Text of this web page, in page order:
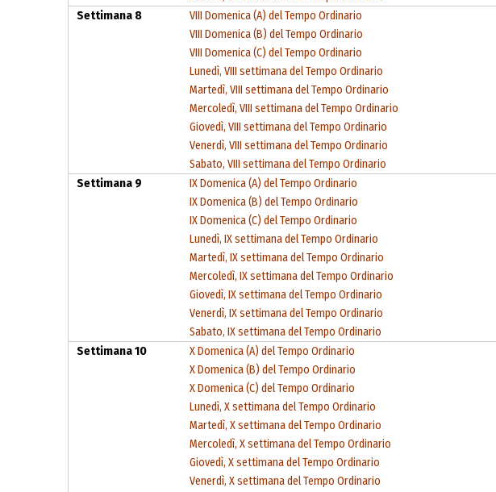
Settimana 8
VIII Domenica (A) del Tempo Ordinario
VIII Domenica (B) del Tempo Ordinario
VIII Domenica (C) del Tempo Ordinario
Lunedì, VIII settimana del Tempo Ordinario
Martedì, VIII settimana del Tempo Ordinario
Mercoledì, VIII settimana del Tempo Ordinario
Giovedì, VIII settimana del Tempo Ordinario
Venerdì, VIII settimana del Tempo Ordinario
Sabato, VIII settimana del Tempo Ordinario
Settimana 9
IX Domenica (A) del Tempo Ordinario
IX Domenica (B) del Tempo Ordinario
IX Domenica (C) del Tempo Ordinario
Lunedì, IX settimana del Tempo Ordinario
Martedì, IX settimana del Tempo Ordinario
Mercoledì, IX settimana del Tempo Ordinario
Giovedì, IX settimana del Tempo Ordinario
Venerdì, IX settimana del Tempo Ordinario
Sabato, IX settimana del Tempo Ordinario
Settimana 10
X Domenica (A) del Tempo Ordinario
X Domenica (B) del Tempo Ordinario
X Domenica (C) del Tempo Ordinario
Lunedì, X settimana del Tempo Ordinario
Martedì, X settimana del Tempo Ordinario
Mercoledì, X settimana del Tempo Ordinario
Giovedì, X settimana del Tempo Ordinario
Venerdì, X settimana del Tempo Ordinario